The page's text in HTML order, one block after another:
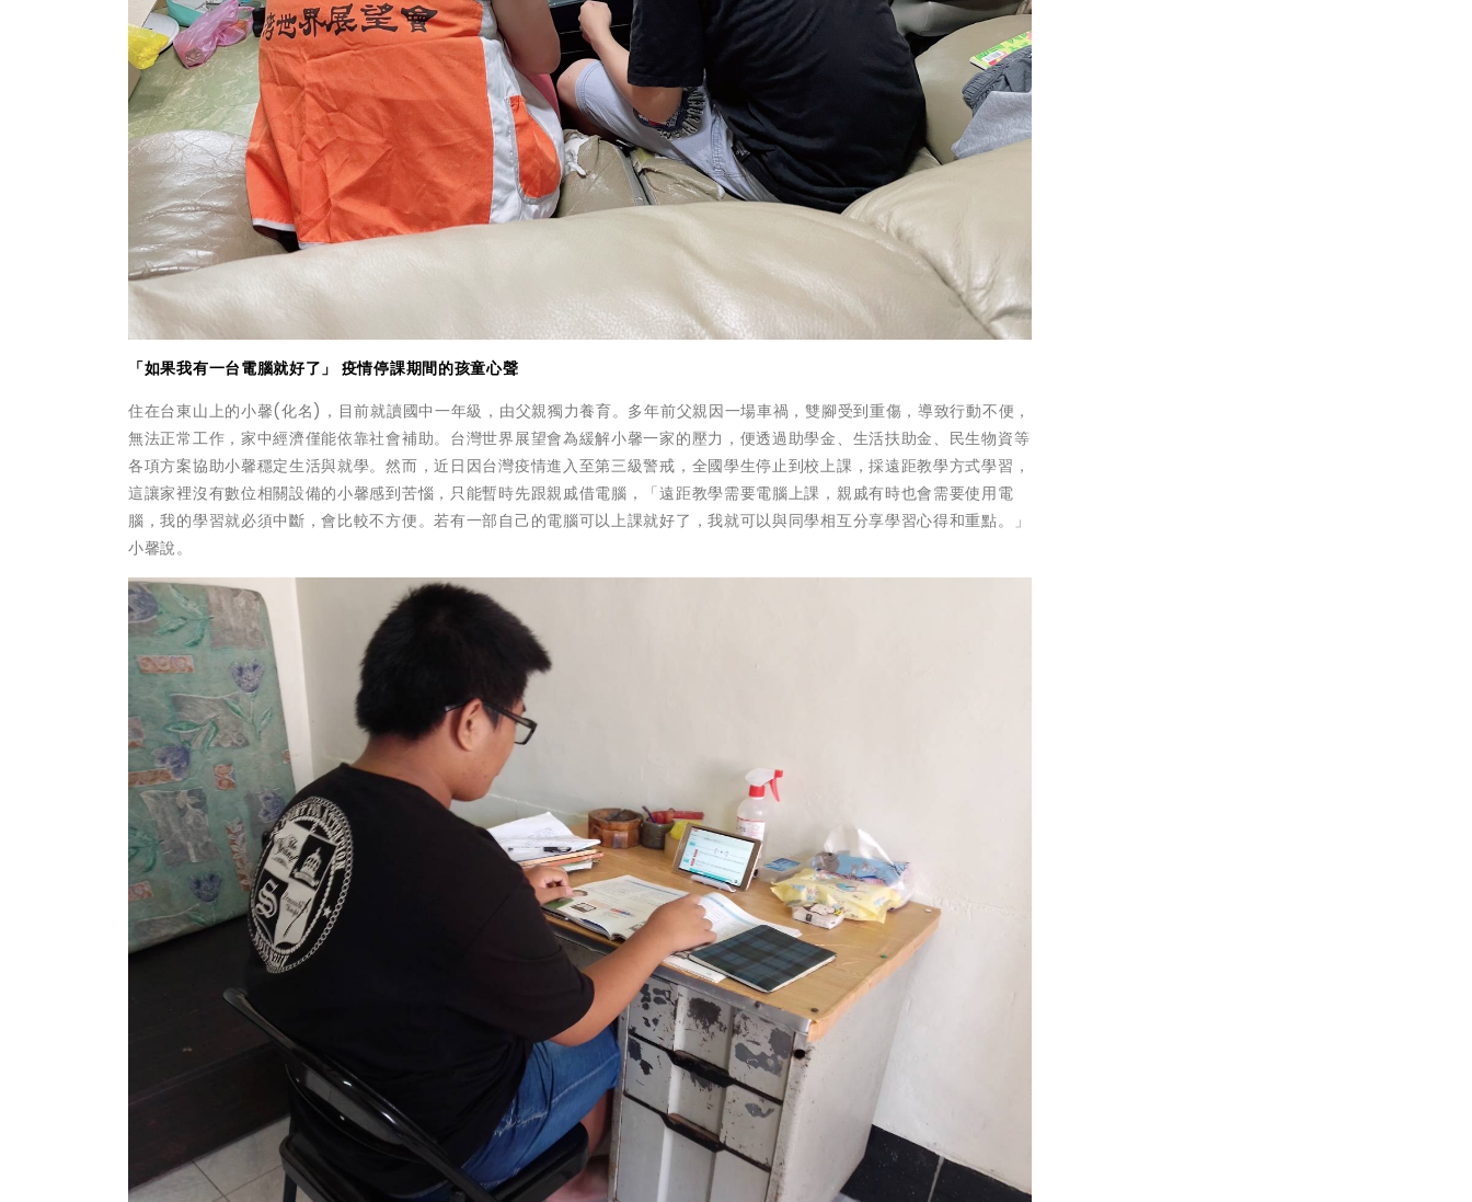
「如果我有一台電腦就好了」 疫情停課期間的孩童心聲
住在台東山上的小馨(化名)，目前就讀國中一年級，由父親獨力養育。多年前父親因一場車禍，雙腳受到重傷，導致行動不便，
無法正常工作，家中經濟僅能依靠社會補助。台灣世界展望會為緩解小馨一家的壓力，便透過助學金、生活扶助金、民生物資等
各項方案協助小馨穩定生活與就學。然而，近日因台灣疫情進入至第三級警戒，全國學生停止到校上課，採遠距教學方式學習，
這讓家裡沒有數位相關設備的小馨感到苦惱，只能暫時先跟親戚借電腦，「遠距教學需要電腦上課，親戚有時也會需要使用電
腦，我的學習就必須中斷，會比較不方便。若有一部自己的電腦可以上課就好了，我就可以與同學相互分享學習心得和重點。」
小馨說。